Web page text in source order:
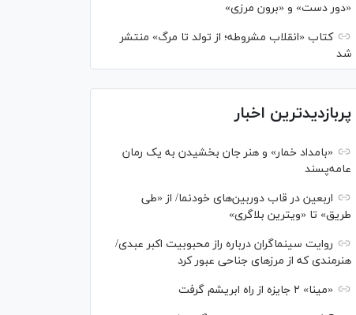
«دور دست» و «برون مرزی»
کتاب «انقلاب مشروطه؛ از تولد تا مرگ» منتشر
شد
پربازدیدترین اخبار
«بامداد خمار» و هنر جان بخشیدن به یک رمان
عامه‌پسند
اربعین در قاب دوربین‌های خودنما/ از «طی
طریق» تا «ویترین بلاگری»
روایت سینماگران درباره راز محبوبیت اکبر عبدی/
هنرمندی که از مرزهای جناحی عبور کرد
«مینا» ۲ جایزه از راه ابریشم گرفت